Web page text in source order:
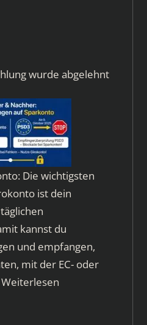
wurde abgelehnt
Die wichtigsten
ist dein
kannst du
und empfangen,
mit der EC- oder
Weiterlesen